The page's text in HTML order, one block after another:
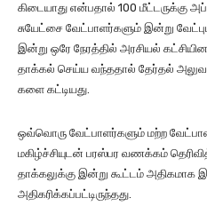
கிடையாது என்பதால் 100 மீட்டருக்கு
சுயேட்சை வேட்பாளர்களும் இன்று
இன்று ஒரே நேரத்தில் அரசியல்
தாக்கல் செய்ய வந்ததால் தேர்தல்
களை கட்டியது.
ஒவ்வொரு வேட்பாளர்களும் மற்ற
மகிழ்ச்சியுடன் பரஸ்பர வணக்கம்
தாக்கலுக்கு இன்று கூட்டம் அதிகமாக
அதிகரிக்கப்பட்டிருந்தது.